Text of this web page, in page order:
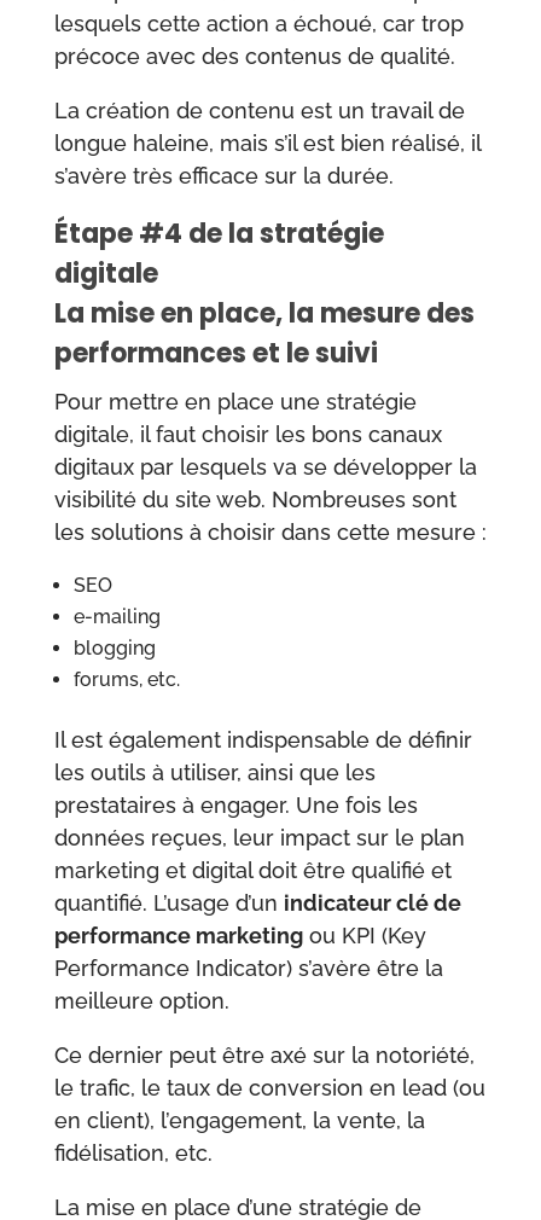
lesquels cette action a échoué, car trop
précoce avecdes contenus de qualité.
La création de contenu est un travail de
longue haleine, mais s’il est bien réalisé, il
s’avère très efficace sur la durée.
Étape #4 de la stratégie
digitale
La mise en place, la mesure des
performances et le suivi
Pour mettre en place une stratégie
digitale, il faut choisir les bons canaux
digitaux par lesquels va se développer la
visibilité du site web. Nombreuses sont
les solutions à choisir dans cette mesure :
SEO
e-mailing
blogging
forums, etc.
Il est également indispensable de définir
les outils à utiliser, ainsi que les
prestataires à engager. Une fois les
données reçues, leur impact sur le plan
marketing et digital doit être qualifié et
quantifié. L’usage d’un indicateur clé de
performance marketingou KPI (Key
Performance Indicator) s’avère être la
meilleure option.
Ce dernier peut être axé sur la notoriété,
le trafic, le taux de conversion en lead (ou
en client), l’engagement, la vente, la
fidélisation, etc.
La mise en place d’une stratégie de